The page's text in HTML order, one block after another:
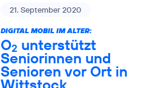
21. September 2020
DIGITAL MOBIL IM ALTER:
O2 unterstützt
Seniorinnen und
Senioren vor Ort in
Wittstock